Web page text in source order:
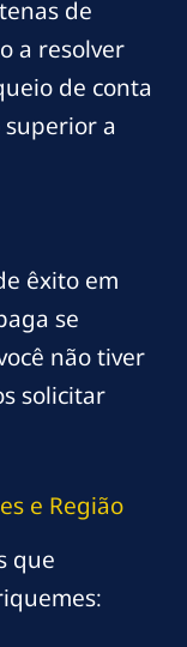
de
a resolver
de conta
superior a
êxito em
se
não tiver
solicitar
e Região
que